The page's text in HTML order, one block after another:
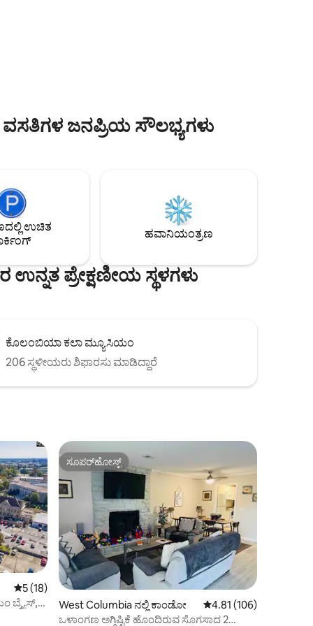
ಜನಪ್ರಿಯ ಸೌಲಭ್ಯಗಳು
ಉಚಿತ
ಹವಾನಿಯಂತ್ರಣ
ಪ್ರೇಕ್ಷಣೀಯ ಸ್ಥಳಗಳು
ಕೊಲಂಬಿಯಾ ಕಲಾ ಮ್ಯೂಸಿಯಂ
206 ಸ್ಥಳೀಯರು ಶಿಫಾರಸು ಮಾಡಿದ್ದಾರೆ
5 ರಲ್ಲಿ 5 ಸರಾಸರಿ ರೇಟಿಂಗ್, 18 ವಿಮರ್ಶೆಗಳು
5 (18)
ಬ್ರೈಸ್,
ಸೂಪರ್‌ಹೋಸ್ಟ್
ಸೂಪರ್‌ಹೋಸ್ಟ್
West Columbia ನಲ್ಲಿ ಕಾಂಡೋ 5 ರಲ್ಲಿ 4.81 ಸರಾಸರಿ
4.81 (106)
ಒಳಾಂಗಣ ಅಗ್ಗಿಷ್ಟಿಕೆ ಹೊಂದಿರುವ ಸೊಗಸಾದ 2